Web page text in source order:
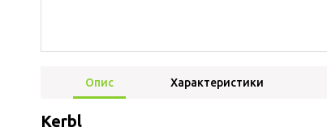
Опис Характеристики
Kerbl